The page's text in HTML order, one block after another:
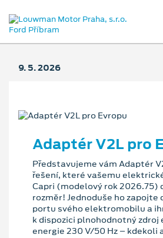
9. 5. 2026
Adaptér V2L pro
Představujeme vám Adaptér
řešení, které vašemu
Capri (modelový rok 2026.75)
rozměr! Jednoduše ho zapojte
portu svého elektromobilu a
k dispozici plnohodnotný zdroj
energie 230 V/50 Hz – kdekoli